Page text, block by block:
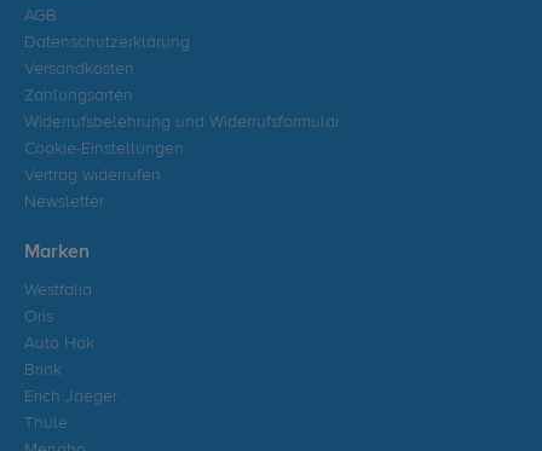
AGB
Datenschutzerklärung
Versandkosten
Zahlungsarten
Widerrufsbelehrung und Widerrufsformular
Cookie-Einstellungen
Vertrag widerrufen
Newsletter
Marken
Westfalia
Oris
Auto Hak
Brink
Erich Jaeger
Thule